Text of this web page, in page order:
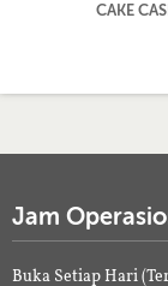
CAKE
Jam
Buka Setiap Hari